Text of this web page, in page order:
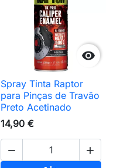

Spray Tinta Raptor
para Pinças de Travão
Preto Acetinado
14,90 €
 